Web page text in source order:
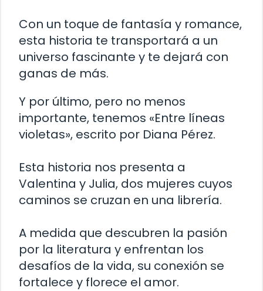
Con un toque de fantasía y romance,
esta historia te transportará a un
universo fascinante y te dejará con
ganas de más.
Y por último, pero no menos
importante, tenemos «Entre líneas
violetas», escrito por Diana Pérez.
Esta historia nos presenta a
Valentina y Julia, dos mujeres cuyos
caminos se cruzan en una librería.
A medida que descubren la pasión
por la literatura y enfrentan los
desafíos de la vida, su conexión se
fortalece y florece el amor.